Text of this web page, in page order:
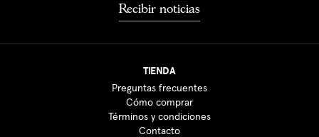
Recibir noticias
TIENDA
Preguntas frecuentes
Cómo comprar
Términos y condiciones
Contacto